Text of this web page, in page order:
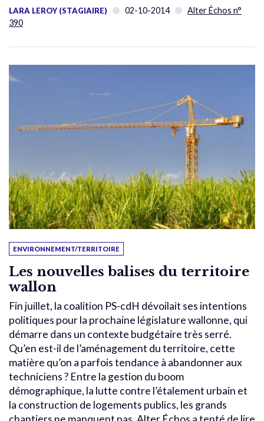
LARA LEROY (STAGIAIRE) 02-10-2014
Alter Échos n°
390
ENVIRONNEMENT/TERRITOIRE
Les nouvelles balises du territoire
wallon
Fin juillet, la coalition PS-cdH dévoilait ses intentions
politiques pour la prochaine législature wallonne, qui
démarre dans un contexte budgétaire très serré.
Qu’en est-il de l’aménagement du territoire, cette
matière qu’on a parfois tendance à abandonner aux
techniciens ? Entre la gestion du boom
démographique, la lutte contre l’étalement urbain et
la construction de logements publics, les grands